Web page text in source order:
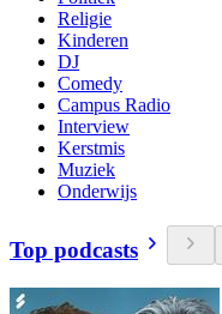
Religie
Kinderen
DJ
Comedy
Campus Radio
Interview
Kerstmis
Muziek
Onderwijs
Top podcasts